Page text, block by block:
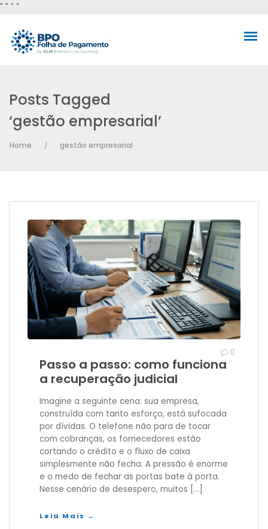
" " " "
Posts Tagged
‘gestão empresarial’
Home / gestão empresarial
Passo a passo: como funciona
a recuperação judicial
0
Imagine a seguinte cena: sua empresa,
construída com tanto esforço, está sufocada
por dívidas. O telefone não para de tocar
com cobranças, os fornecedores estão
cortando o crédito e o fluxo de caixa
simplesmente não fecha. A pressão é enorme
e o medo de fechar as portas bate à porta.
Nesse cenário de desespero, muitos […]
Leia Mais →